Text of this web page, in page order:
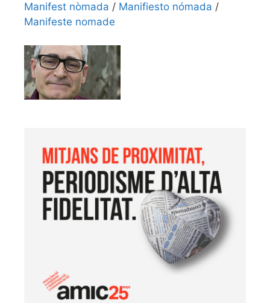
Manifest nòmada / Manifiesto nómada /
Manifeste nomade